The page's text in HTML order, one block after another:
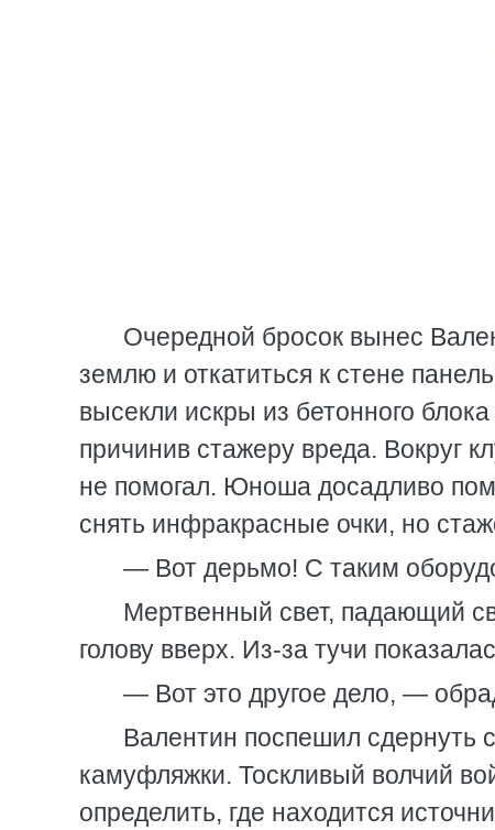
Очередной бросок вынес
землю и откатиться к стене
высекли искры из бетонного
причинив стажеру вреда. Вокруг
не помогал. Юноша досадливо
снять инфракрасные очки, но
— Вот дерьмо! С таким
Мертвенный свет, падающий
голову вверх. Из-за тучи
— Вот это другое дело, —
Валентин поспешил сдернуть
камуфляжки. Тоскливый волчий
определить, где находится